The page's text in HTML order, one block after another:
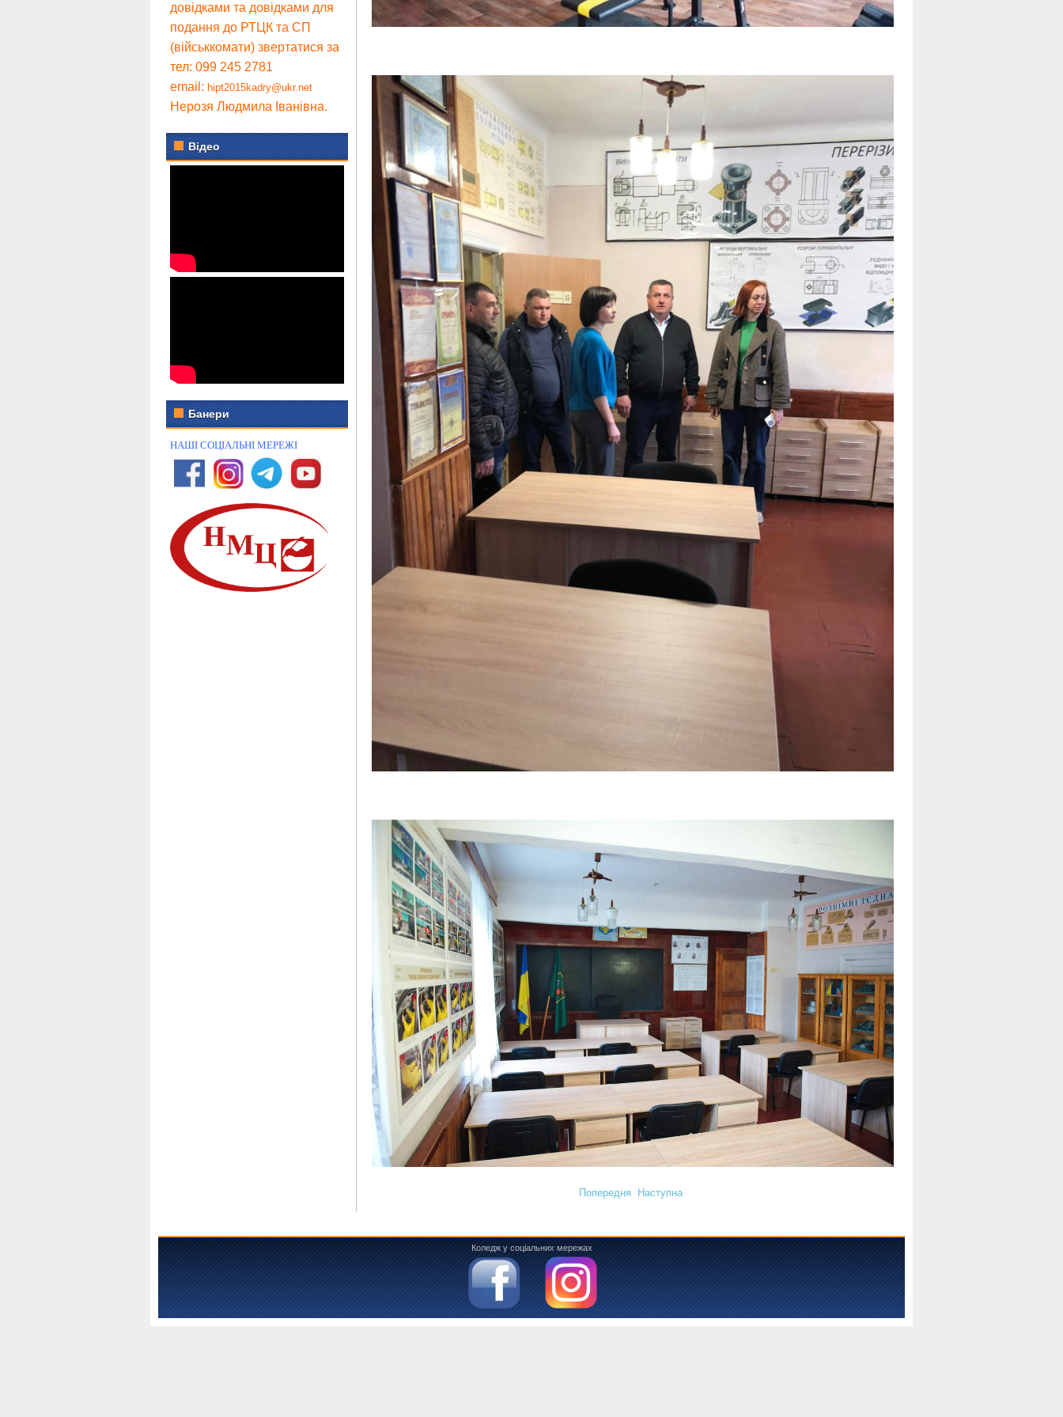
довідками та довідками для
подання до РТЦК та СП
(військкомати) звертатися за
тел: 099 245 2781
email: hipt2015kadry@ukr.net
Нерозя Людмила Іванівна.
Відео
Банери
НАШІ СОЦІАЛЬНІ МЕРЕЖІ
Попередня Наступна
Коледж у соціальних мережах